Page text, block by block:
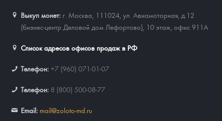
Выкуп монет: г. Москва, 111024, ул. Авиамоторная, д.12
(бизнес-центр Деловой дом Лефортово), 10 этаж, офис 911А
Список адресов офисов продаж в РФ
Телефон: +7 (960) 071-01-07
Телефон: 8 (800) 500-08-77
Email: mail@zoloto-md.ru